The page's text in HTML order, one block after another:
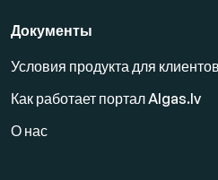
Документы
Условия продукта для клиентов
Как работает портал Algas.lv
О нас